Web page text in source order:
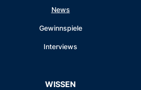
News
Gewinnspiele
Interviews
WISSEN